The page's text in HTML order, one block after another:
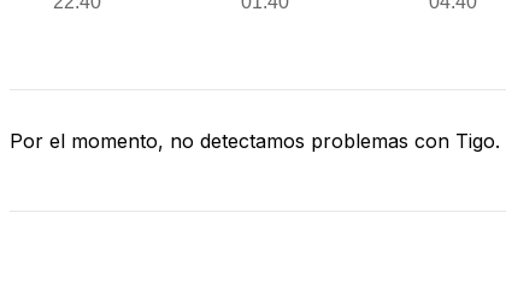
Por el momento, no detectamos problemas con Tigo.